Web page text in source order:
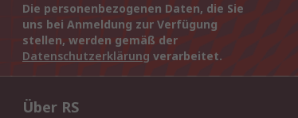
Die personenbezogenen Daten, die Sie
uns bei Anmeldung zur Verfügung
stellen, werden gemäß der
Datenschutzerklärung verarbeitet.
Über RS